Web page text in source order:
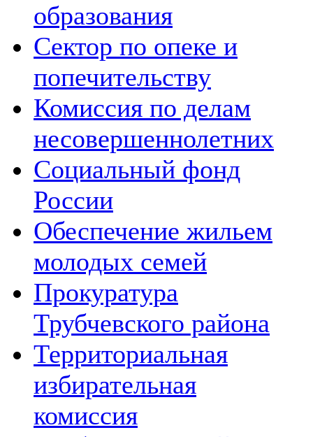
образования
Сектор по опеке и
попечительству
Комиссия по делам
несовершеннолетних
Социальный фонд
России
Обеспечение жильем
молодых семей
Прокуратура
Трубчевского района
Территориальная
избирательная
комиссия